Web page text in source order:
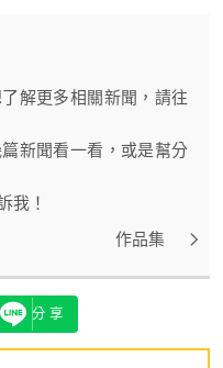
解更多相關新聞，請往
新聞看一看，或是幫分
我！
作品集
分享